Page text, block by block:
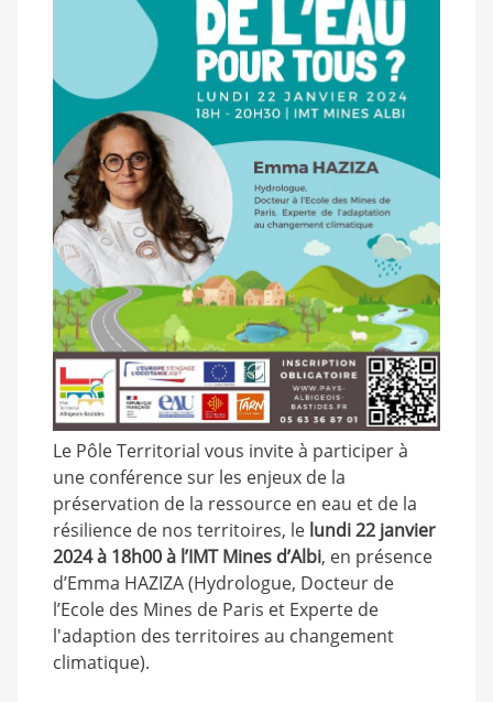
Le Pôle Territorial vous invite à participer à
une conférence sur les enjeux de la
préservation de la ressource en eau et de la
résilience de nos territoires, le lundi 22 janvier
2024 à 18h00 à l’IMT Mines d’Albi, en présence
d’Emma HAZIZA (Hydrologue, Docteur de
l’Ecole des Mines de Paris et Experte de
l'adaption des territoires au changement
climatique).